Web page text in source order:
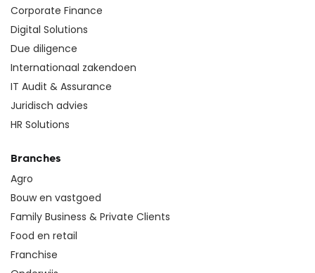
Corporate Finance
Digital Solutions
Due diligence
Internationaal zakendoen
IT Audit & Assurance
Juridisch advies
HR Solutions
Branches
Agro
Bouw en vastgoed
Family Business & Private Clients
Food en retail
Franchise